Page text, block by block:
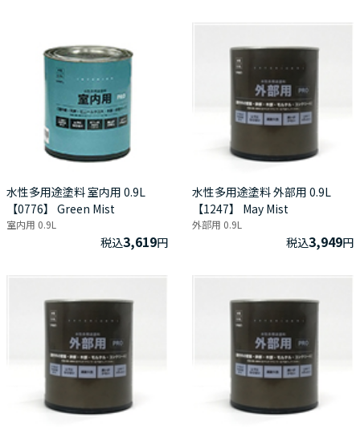
水性多用途塗料 室内用 0.9L
【0776】 Green Mist
室内用 0.9L
税込3,619円
水性多用途塗料 外部用 0.9L
【1247】 May Mist
外部用 0.9L
税込3,949円